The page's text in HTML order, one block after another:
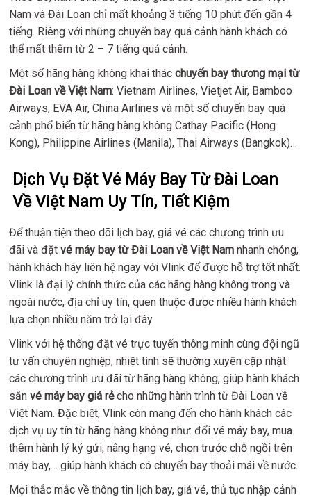
Nam và Đài Loan chỉ mất khoảng 3 tiếng 10 phút đến gần 4
tiếng. Riêng với những chuyến bay quá cảnh hành khách có
thể mất thêm từ 2 – 7 tiếng quá cảnh.
Một số hãng hàng không khai thácchuyến bay thương mại từ
Đài Loan về Việt Nam: Vietnam Airlines, Vietjet Air, Bamboo
Airways, EVA Air, China Airlines và một số chuyến bay quá
cảnh phổ biến từ hãng hàng không Cathay Pacific (Hong
Kong), Philippine Airlines (Manila), Thai Airways (Bangkok)…
Dịch Vụ Đặt Vé Máy Bay Từ Đài Loan
Về Việt Nam Uy Tín, Tiết Kiệm
Để thuận tiện theo dõi lịch bay, giá vé các chương trình ưu
đãi và đặtvé máy bay từ Đài Loan về Việt Nam nhanh chóng,
hành khách hãy liên hệ ngay với Vlink để được hỗ trợ tốt nhất.
Vlink là đại lý chính thức của các hãng hàng không trong và
ngoài nước, địa chỉ uy tín, quen thuộc được nhiều hành khách
lựa chọn nhiều năm trở lại đây.
Vlink với hệ thống đặt vé trực tuyến thông minh cùng đội ngũ
tư vấn chuyên nghiệp, nhiệt tình sẽ thường xuyên cập nhật
các chương trình ưu đãi từ hãng hàng không, giúp hành khách
sănvé máy bay giá rẻcho những hành trình từ Đài Loan về
Việt Nam. Đặc biệt, Vlink còn mang đến cho hành khách các
dịch vụ uy tín từ hãng hàng không như: đổi vé máy bay, mua
thêm hành lý ký gửi, nâng hạng vé, chọn trước chỗ ngồi trên
máy bay,… giúp hành khách có chuyến bay thoải mái về nước.
Mọi thắc mắc về thông tin lịch bay, giá vé, thủ tục nhập cảnh